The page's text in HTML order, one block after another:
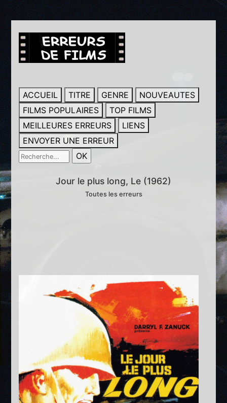
ACCUEIL TITRE GENRE
NOUVEAUTES
FILMS POPULAIRES
TOP FILMS
MEILLEURES ERREURS
LIENS
ENVOYER UNE ERREUR
Jour le plus long, Le (1962)
Toutes les erreurs